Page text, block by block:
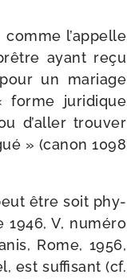
l’appelle
ayant reçu
un mariage
forme juri­dique
d’aller trou­ver
» (canon 1098
être soit phy­
1946, V, numé­ro
Rome, 1956,
est suf­fi­sant (cf.